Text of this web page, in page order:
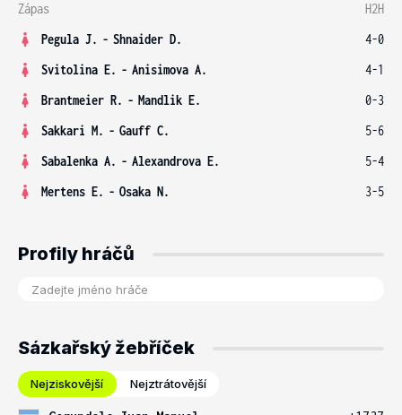
Zápas
H2H
Pegula J. - Shnaider D.
4-0
Svitolina E. - Anisimova A.
4-1
Brantmeier R. - Mandlik E.
0-3
Sakkari M. - Gauff C.
5-6
Sabalenka A. - Alexandrova E.
5-4
Mertens E. - Osaka N. 3-5
Profily hráčů
Sázkařský žebříček
Nejziskovější Nejztrátovější